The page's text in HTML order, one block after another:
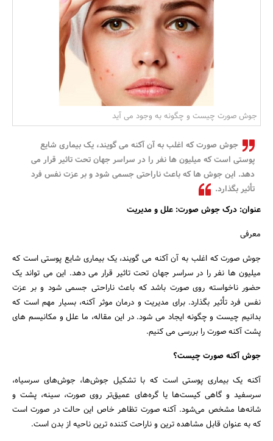
بانک، بیمه و سرمایه
مسکن و ساختمان
جوش صورت چیست و چگونه به وجود می آید
جوش صورت که اغلب به آن آکنه می گویند، یک بیماری شایع
پوستی است که میلیون ها نفر را در سراسر جهان تحت تاثیر قرار می
دهد. این جوش ها که باعث ناراحتی جسمی شود و بر عزت نفس فرد
تأثیر بگذارد.
عنوان: درک جوش صورت: علل و مدیریت
معرفی
جوش صورت که اغلب به آن آکنه می گویند، یک بیماری شایع پوستی است که
میلیون ها نفر را در سراسر جهان تحت تاثیر قرار می دهد. این می تواند یک
حضور ناخواسته روی صورت باشد که باعث ناراحتی جسمی شود و بر عزت
نفس فرد تأثیر بگذارد. برای مدیریت و درمان موثر آکنه، بسیار مهم است که
بدانیم چیست و چگونه ایجاد می شود. در این مقاله، ما علل و مکانیسم های
پشت آکنه صورت را بررسی می کنیم.
جوش آکنه صورت چیست؟
آکنه یک بیماری پوستی است که با تشکیل جوش‌ها، جوش‌های سرسیاه،
سرسفید و گاهی کیست‌ها یا گره‌های عمیق‌تر روی صورت، سینه، پشت و
شانه‌ها مشخص می‌شود. آکنه صورت تظاهر خاص این حالت در صورت است
که به عنوان قابل مشاهده ترین و ناراحت کننده ترین ناحیه از بدن است.